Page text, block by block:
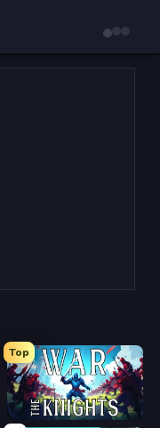
Top
War the Knights